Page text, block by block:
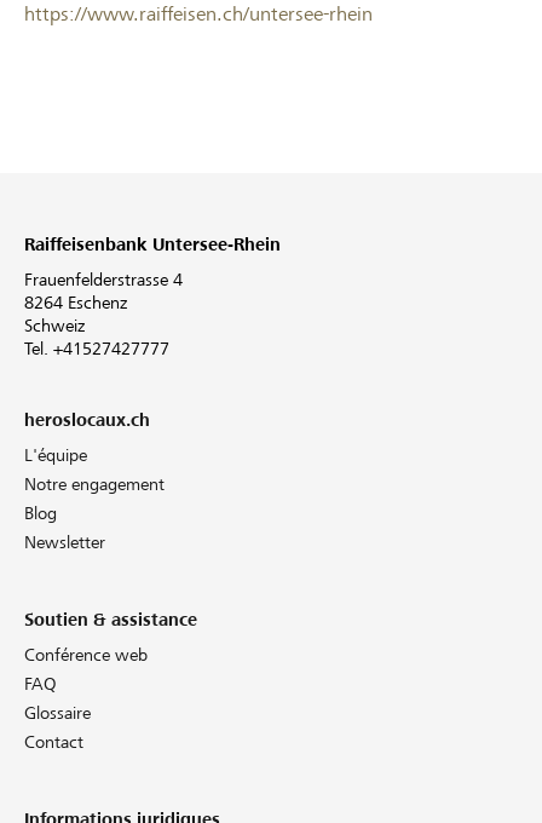
https://www.raiffeisen.ch/untersee-rhein
Raiffeisenbank Untersee-Rhein
Frauenfelderstrasse 4
8264 Eschenz
Schweiz
Tel. +41527427777
heroslocaux.ch
L'équipe
Notre engagement
Blog
Newsletter
Soutien & assistance
Conférence web
FAQ
Glossaire
Contact
Informations juridiques